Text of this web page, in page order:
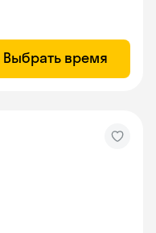
Выбрать время